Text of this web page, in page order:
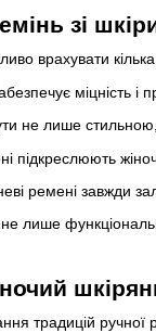
зі
врахувати
міцність і
не лише
ремені завжди
не лише
традицій